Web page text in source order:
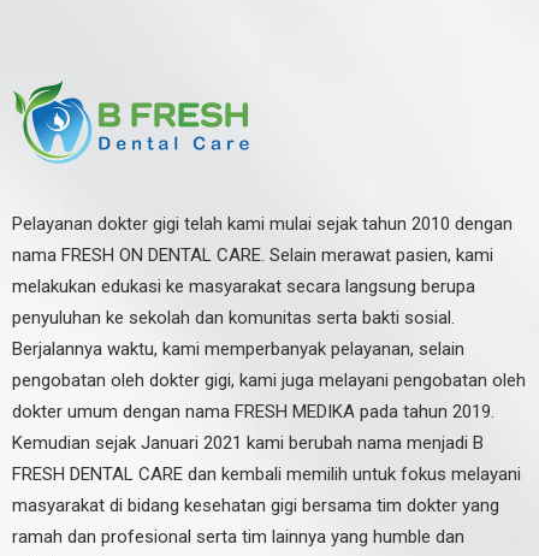
Pelayanan dokter gigi telah kami mulai sejak tahun 2010 dengan
nama FRESH ON DENTAL CARE. Selain merawat pasien, kami
melakukan edukasi ke masyarakat secara langsung berupa
penyuluhan ke sekolah dan komunitas serta bakti sosial.
Berjalannya waktu, kami memperbanyak pelayanan, selain
pengobatan oleh dokter gigi, kami juga melayani pengobatan oleh
dokter umum dengan nama FRESH MEDIKA pada tahun 2019.
Kemudian sejak Januari 2021 kami berubah nama menjadi B
FRESH DENTAL CARE dan kembali memilih untuk fokus melayani
masyarakat di bidang kesehatan gigi bersama tim dokter yang
ramah dan profesional serta tim lainnya yang humble dan